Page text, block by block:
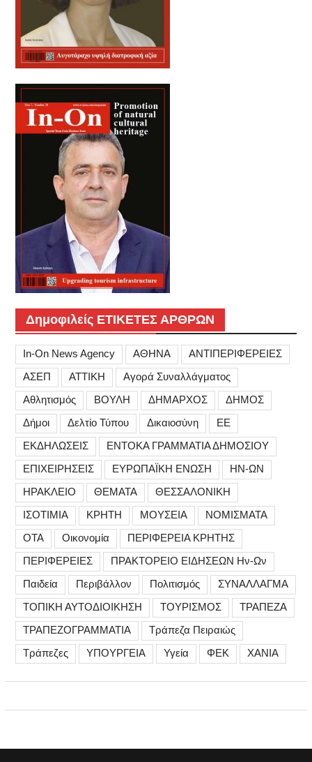
Δημοφιλείς ΕΤΙΚΕΤΕΣ ΑΡΘΡΩΝ
In-On News Agency ΑΘΗΝΑ
ΑΝΤΙΠΕΡΙΦΕΡΕΙΕΣ
ΑΣΕΠ
ΑΤΤΙΚΗ
Αγορά Συναλλάγματος
Αθλητισμός
ΒΟΥΛΗ ΔΗΜΑΡΧΟΣ
ΔΗΜΟΣ
Δήμοι
Δελτίο Τύπου Δικαιοσύνη
ΕΕ
ΕΚΔΗΛΩΣΕΙΣ
ΕΝΤΟΚΑ ΓΡΑΜΜΑΤΙΑ ΔΗΜΟΣΙΟΥ
ΕΠΙΧΕΙΡΗΣΕΙΣ
ΕΥΡΩΠΑΪΚΗ ΕΝΩΣΗ
ΗΝ-ΩΝ
ΗΡΑΚΛΕΙΟ
ΘΕΜΑΤΑ
ΘΕΣΣΑΛΟΝΙΚΗ
ΙΣΟΤΙΜΙΑ
ΚΡΗΤΗ ΜΟΥΣΕΙΑ
ΝΟΜΙΣΜΑΤΑ
ΟΤΑ
Οικονομία
ΠΕΡΙΦΕΡΕΙΑ ΚΡΗΤΗΣ
ΠΕΡΙΦΕΡΕΙΕΣ
ΠΡΑΚΤΟΡΕΙΟ ΕΙΔΗΣΕΩΝ Ην-Ων
Παιδεία
Περιβάλλον Πολιτισμός
ΣΥΝΑΛΛΑΓΜΑ
ΤΟΠΙΚΗ ΑΥΤΟΔΙΟΙΚΗΣΗ
ΤΟΥΡΙΣΜΟΣ
ΤΡΑΠΕΖΑ
ΤΡΑΠΕΖΟΓΡΑΜΜΑΤΙΑ
Τράπεζα Πειραιώς
Τράπεζες
ΥΠΟΥΡΓΕΙΑ Υγεία ΦΕΚ ΧΑΝΙΑ